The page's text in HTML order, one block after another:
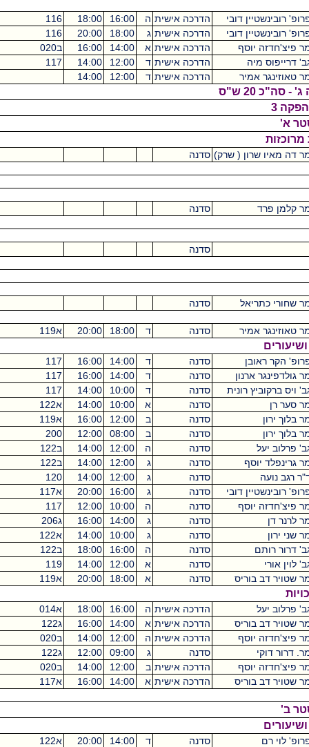
דובי הדרכה אישית ה 16:00
18:00
116 מכסיקו
דובי
הדרכה אישית ג 18:00
20:00
116 מכסיקו
הדרכה אישית א 14:00
16:00 ב020 מכסיקו
הדרכה אישית ד 12:00
14:00
117 מכסיקו
הדרכה אישית ד 12:00
14:00
( שרק) סדנה
סדנה
סדנה
סדנה ד 18:00
20:00 א119 מכסיקו
סדנה ד 14:00
16:00
117 מכסיקו
סדנה ד 14:00
16:00
117 מכסיקו
סדנה ד 10:00
14:00
117 מכסיקו
א 10:00
14:00 א122 מכסיקו
סדנה
ב 12:00
16:00 א119 מכסיקו
סדנה
ב 08:00
12:00
200 מכסיקו
סדנה
ה 12:00
14:00 ב122 מכסיקו
סדנה ג 12:00
14:00 ב122 מכסיקו
סדנה
ג 12:00
14:00
120 מכסיקו
דובי
סדנה ג 16:00
20:00 א117 מכסיקו
סדנה ה 10:00
12:00
117 מכסיקו
סדנה
ג 14:00
16:00 ג206 מכסיקו
סדנה
ג 10:00
14:00 א122 מכסיקו
סדנה
ה 16:00
18:00 ב122 מכסיקו
סדנה
א 12:00
14:00
119 מכסיקו
סדנה א 18:00
20:00 א119 מכסיקו
הדרכה אישית ה 16:00
18:00 א014 מכסיקו
הדרכה אישית א 14:00
16:00 ג122 מכסיקו
הדרכה אישית ה 12:00
14:00 ב020 מכסיקו
סדנה
ג 09:00
12:00 ג122 מכסיקו
הדרכה אישית ב 12:00
14:00 ב020 מכסיקו
הדרכה אישית א 14:00
16:00 א117 מכסיקו
סדנה ד 14:00
20:00 א122 מכסיקו